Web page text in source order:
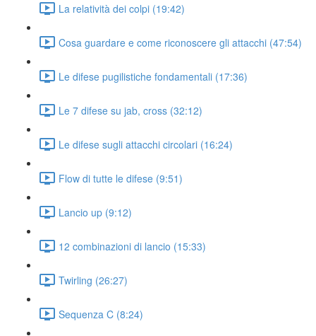
La relatività dei colpi (19:42)
Cosa guardare e come riconoscere gli attacchi (47:54)
Le difese pugilistiche fondamentali (17:36)
Le 7 difese su jab, cross (32:12)
Le difese sugli attacchi circolari (16:24)
Flow di tutte le difese (9:51)
Lancio up (9:12)
12 combinazioni di lancio (15:33)
Twirling (26:27)
Sequenza C (8:24)